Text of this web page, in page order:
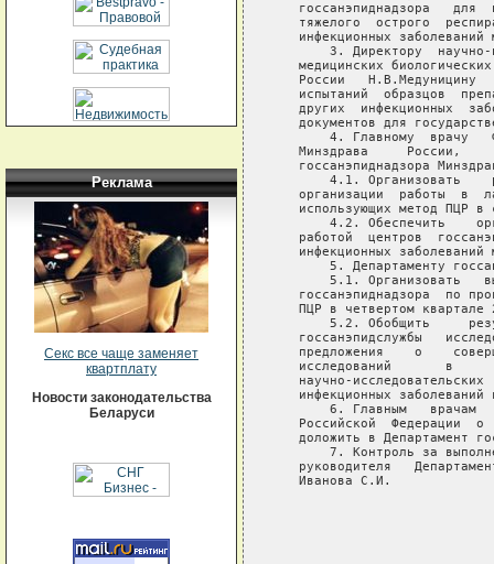
Реклама
Секс все чаще заменяет
квартплату
Новости законодательства
Беларуси